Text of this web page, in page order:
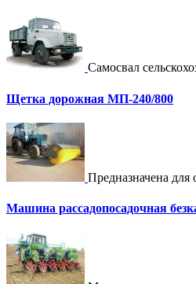
Самосвал
Щетка дорожная МП-240/800
Предназначена
Машина рассадопосадочная